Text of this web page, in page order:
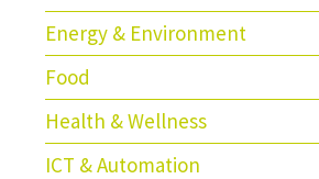
Energy & Environment
Food
Health & Wellness
ICT & Automation